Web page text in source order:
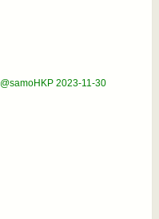
2023-11-30